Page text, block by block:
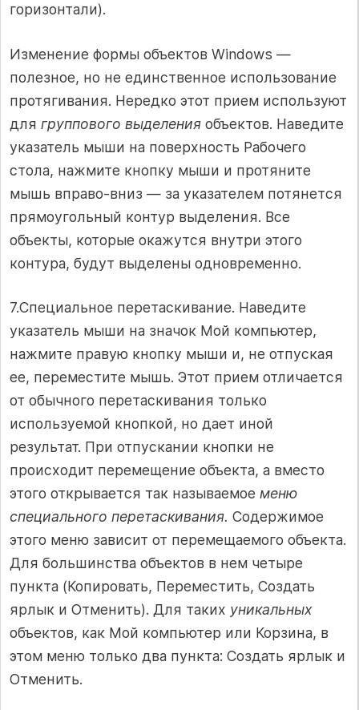
горизонтали).
Изменение формы объектов Windows —
полезное, но не единственное использование
протягивания. Нередко этот прием используют
для группового выделения объектов. Наведите
указатель мыши на поверхность Рабочего
стола, нажмите кнопку мыши и протяните
мышь вправо-вниз — за указателем потянется
прямоугольный контур выделения. Все
объекты, которые окажутся внутри этого
контура, будут выделены одновременно.
7.Специальное перетаскивание. Наведите
указатель мыши на значок Мой компьютер,
нажмите правую кнопку мыши и, не отпуская
ее, переместите мышь. Этот прием отличается
от обычного перетаскивания только
используемой кнопкой, но дает иной
результат. При отпускании кнопки не
происходит перемещение объекта, а вместо
этого открывается так называемое меню
специального перетаскивания. Содержимое
этого меню зависит от перемещаемого объекта.
Для большинства объектов в нем четыре
пункта (Копировать, Переместить, Создать
ярлык и Отменить). Для таких уникальных
объектов, как Мой компьютер или Корзина, в
этом меню только два пункта: Создать ярлык и
Отменить.